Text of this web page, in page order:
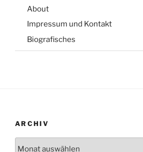
About
Impressum und Kontakt
Biografisches
ARCHIV